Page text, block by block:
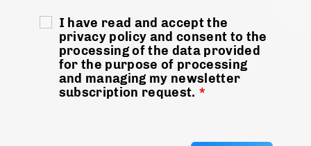
I have read and accept the
privacy policy and consent to the
processing of the data provided
for the purpose of processing
and managing my newsletter
subscription request. *